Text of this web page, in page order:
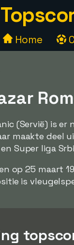
Home
(Servië) is
maakte deel
Super liga
op 25 maart
is